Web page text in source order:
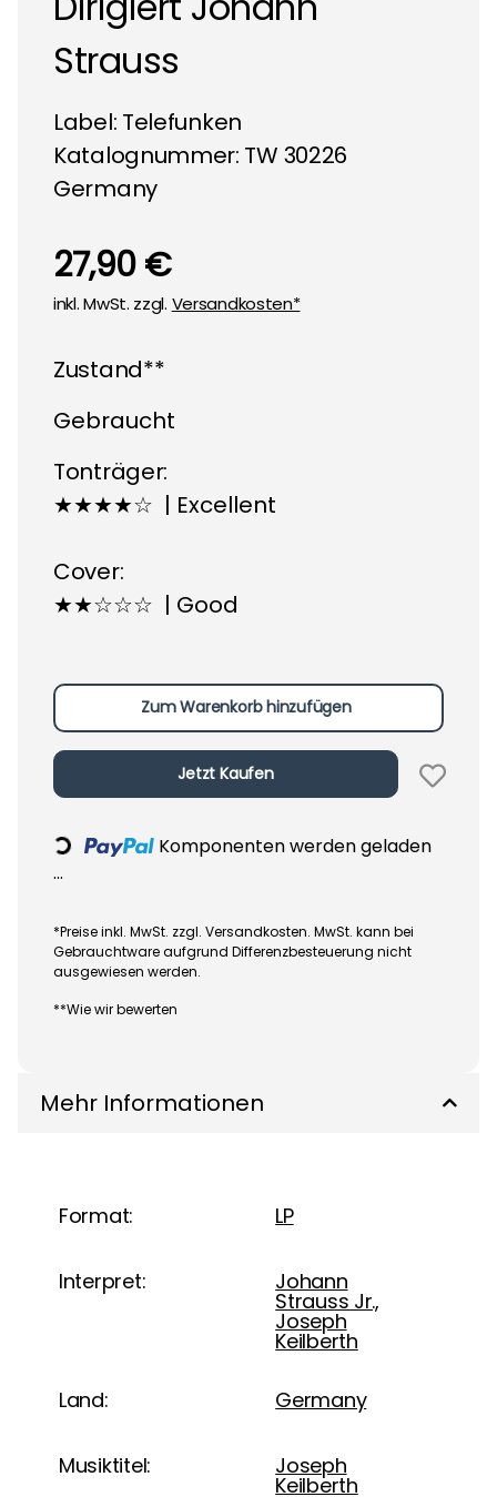
Strauss
Label: Telefunken
Katalognummer: TW 30226
Germany
27,90 €
inkl. MwSt. zzgl. Versandkosten*
Zustand**
Gebraucht
Tonträger:
★★★★☆ | Excellent
Cover:
★★☆☆☆ | Good
Zum Warenkorb hinzufügen
Jetzt Kaufen
Loading...
Komponenten werden geladen
...
*Preise inkl. MwSt. zzgl. Versandkosten. MwSt. kann bei
Gebrauchtware aufgrund Differenzbesteuerung nicht
ausgewiesen werden.
**Wie wir bewerten
Mehr Informationen
Format: LP
Interpret: Johann
Strauss Jr.,
Joseph
Keilberth
Land: Germany
Musiktitel: Joseph
Keilberth